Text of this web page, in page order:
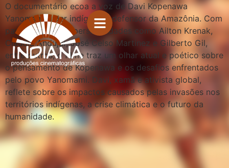
O documentário ecoa a voz de Davi Kopenawa
Yanomami, líder indígena e defensor da Amazônia. Com
participações de personalidades como Ailton Krenak,
Claudia Andujar, José Celso Martinez e Gilberto Gil,
entre outros, o filme traz um olhar atual e poético sobre
o pensamento de Kopenawa e os desafios enfrentados
pelo povo Yanomami. Davi, xamã e ativista global,
reflete sobre os impactos causados pelas invasões nos
territórios indígenas, a crise climática e o futuro da
humanidade.